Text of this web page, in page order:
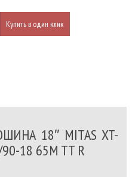
Купить в один клик
18″ MITAS XT-
18 65M TT R